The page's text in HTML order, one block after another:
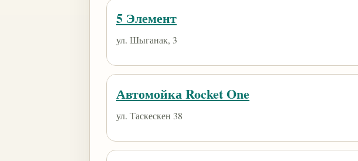
5 Элемент
ул. Шыганак, 3
Автомойка Rocket One
ул. Таскескен 38